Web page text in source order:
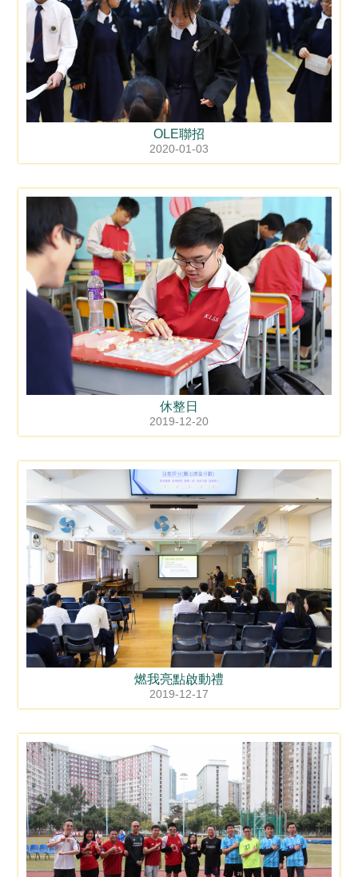
OLE聯招
2020-01-03
休整日
2019-12-20
燃我亮點啟動禮
2019-12-17